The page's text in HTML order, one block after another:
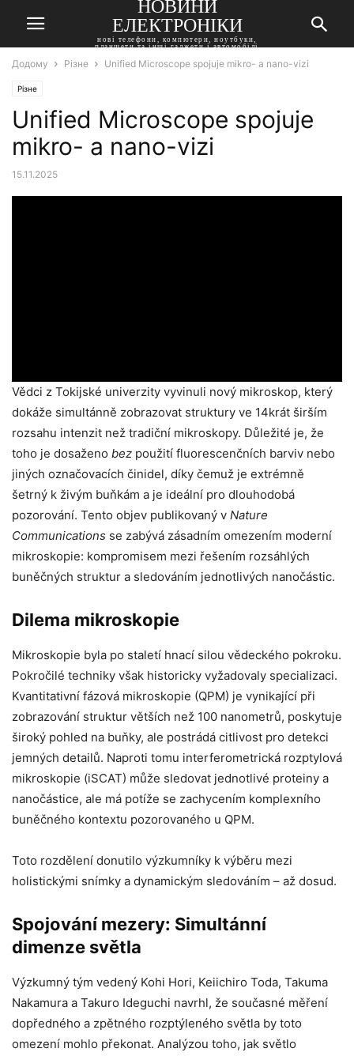
НОВИНИ
ЕЛЕКТРОНІКИ
нові телефони, компютери, ноутбуки,
планшети та інші гаджети і автомобілі
Додому Різне Unified Microscope spojuje mikro- a nano-vizi
Різне
Unified Microscope spojuje
mikro- a nano-vizi
15.11.2025
Vědci z Tokijské univerzity vyvinuli nový mikroskop, který
dokáže simultánně zobrazovat struktury ve 14krát širším
rozsahu intenzit než tradiční mikroskopy. Důležité je, že
toho je dosaženo bez použití fluorescenčních barviv nebo
jiných označovacích činidel, díky čemuž je extrémně
šetrný k živým buňkám a je ideální pro dlouhodobá
pozorování. Tento objev publikovaný v Nature
Communications se zabývá zásadním omezením moderní
mikroskopie: kompromisem mezi řešením rozsáhlých
buněčných struktur a sledováním jednotlivých nanočástic.
Dilema mikroskopie
Mikroskopie byla po staletí hnací silou vědeckého pokroku.
Pokročilé techniky však historicky vyžadovaly specializaci.
Kvantitativní fázová mikroskopie (QPM) je vynikající při
zobrazování struktur větších než 100 nanometrů, poskytuje
široký pohled na buňky, ale postrádá citlivost pro detekci
jemných detailů. Naproti tomu interferometrická rozptylová
mikroskopie (iSCAT) může sledovat jednotlivé proteiny a
nanočástice, ale má potíže se zachycením komplexního
buněčného kontextu pozorovaného u QPM.
Toto rozdělení donutilo výzkumníky k výběru mezi
holistickými snímky a dynamickým sledováním – až dosud.
Spojování mezery: Simultánní
dimenze světla
Výzkumný tým vedený Kohi Hori, Keiichiro Toda, Takuma
Nakamura a Takuro Ideguchi navrhl, že současné měření
dopředného a zpětného rozptýleného světla by toto
omezení mohlo překonat. Analýzou toho, jak světlo